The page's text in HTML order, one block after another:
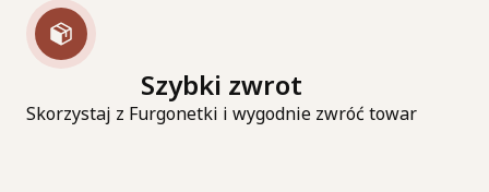
Szybki zwrot
Skorzystaj z Furgonetki i wygodnie zwróć towar